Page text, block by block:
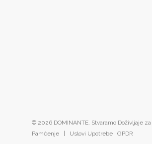
© 2026 DOMINANTE. Stvaramo Doživljaje za
Pamćenje | Uslovi Upotrebe i GPDR